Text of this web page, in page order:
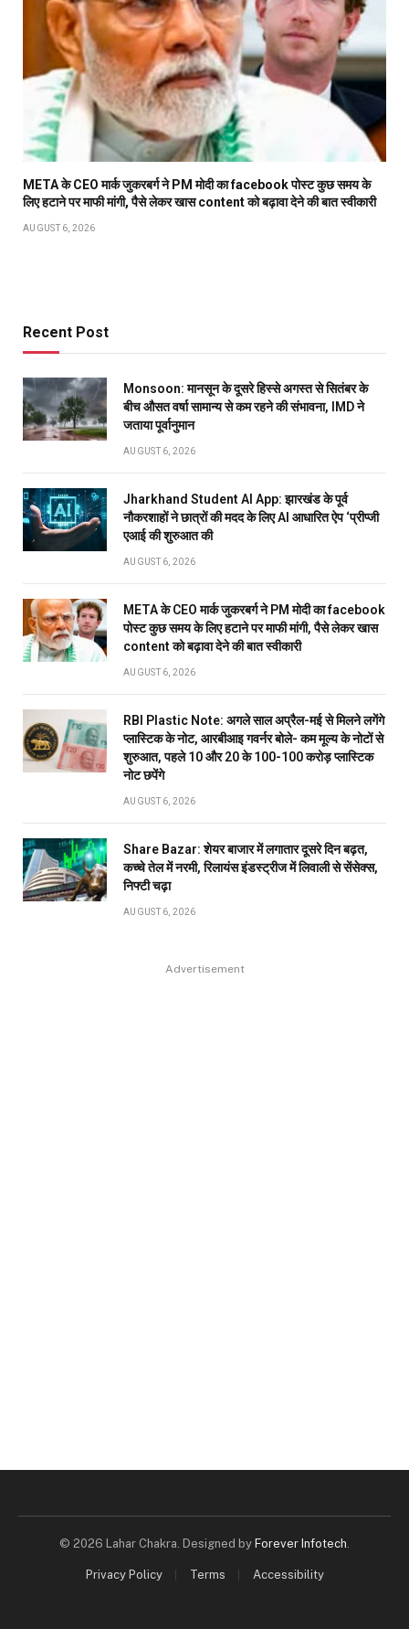
META के CEO मार्क जुकरबर्ग ने PM मोदी का facebook पोस्ट कुछ समय के
लिए हटाने पर माफी मांगी, पैसे लेकर खास content को बढ़ावा देने की बात स्वीकारी
AUGUST 6, 2026
Recent Post
Monsoon: मानसून के दूसरे हिस्से अगस्त से सितंबर के
बीच औसत वर्षा सामान्य से कम रहने की संभावना, IMD ने
जताया पूर्वानुमान
AUGUST 6, 2026
Jharkhand Student AI App: झारखंड के पूर्व
नौकरशाहों ने छात्रों की मदद के लिए AI आधारित ऐप ‘प्रीप्जी
एआई की शुरुआत की
AUGUST 6, 2026
META के CEO मार्क जुकरबर्ग ने PM मोदी का facebook
पोस्ट कुछ समय के लिए हटाने पर माफी मांगी, पैसे लेकर खास
content को बढ़ावा देने की बात स्वीकारी
AUGUST 6, 2026
RBI Plastic Note: अगले साल अप्रैल-मई से मिलने लगेंगे
प्लास्टिक के नोट, आरबीआइ गवर्नर बोले- कम मूल्य के नोटों से
शुरुआत, पहले 10 और 20 के 100-100 करोड़ प्लास्टिक
नोट छपेंगे
AUGUST 6, 2026
Share Bazar: शेयर बाजार में लगातार दूसरे दिन बढ़त,
कच्चे तेल में नरमी, रिलायंस इंडस्ट्रीज में लिवाली से सेंसेक्स,
निफ्टी चढ़ा
AUGUST 6, 2026
Advertisement
© 2026 Lahar Chakra. Designed by Forever Infotech.
Privacy Policy Terms Accessibility